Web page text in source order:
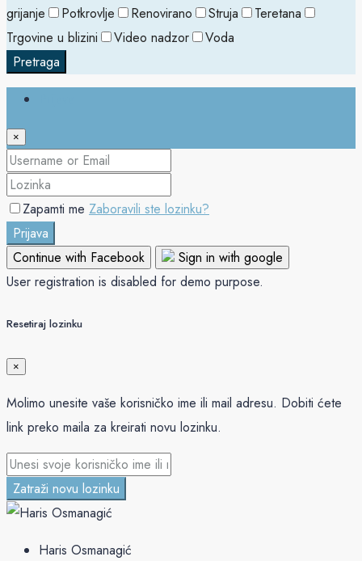
grijanje
Potkrovlje Renovirano Struja
Teretana
Trgovine u blizini
Video nadzor
Voda
Pretraga
×
Zapamti me Zaboravili ste lozinku?
Prijava
Continue with Facebook
Sign in with google
User registration is disabled for demo purpose.
Resetiraj lozinku
×
Molimo unesite vaše korisničko ime ili mail adresu. Dobiti ćete
link preko maila za kreirati novu lozinku.
Zatraži novu lozinku
Haris Osmanagić